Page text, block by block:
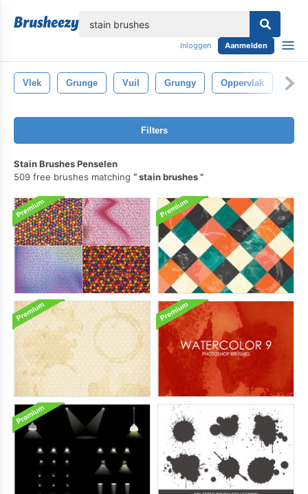
Inloggen Aanmelden
Vlek Grunge Vuil Grungy Oppervlak
Filters
Stain Brushes Penselen
509 free brushes matching
stain brushes